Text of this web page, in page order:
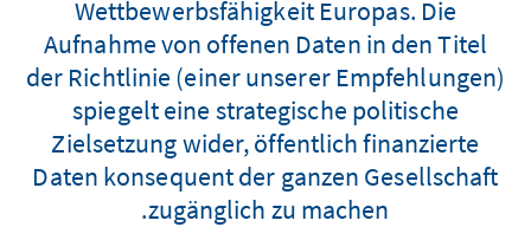
Wettbewerbsfähigkeit Europas. Die
Aufnahme von offenen Daten in den Titel
der Richtlinie (einer unserer Empfehlungen)
spiegelt eine strategische politische
Zielsetzung wider, öffentlich finanzierte
Daten konsequent der ganzen Gesellschaft
zugänglich zu machen.